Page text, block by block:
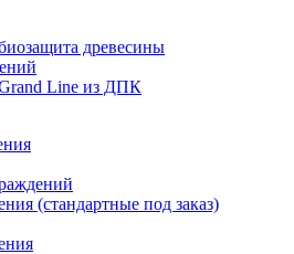
древесины
Grand Line из ДПК
(стандартные под заказ)